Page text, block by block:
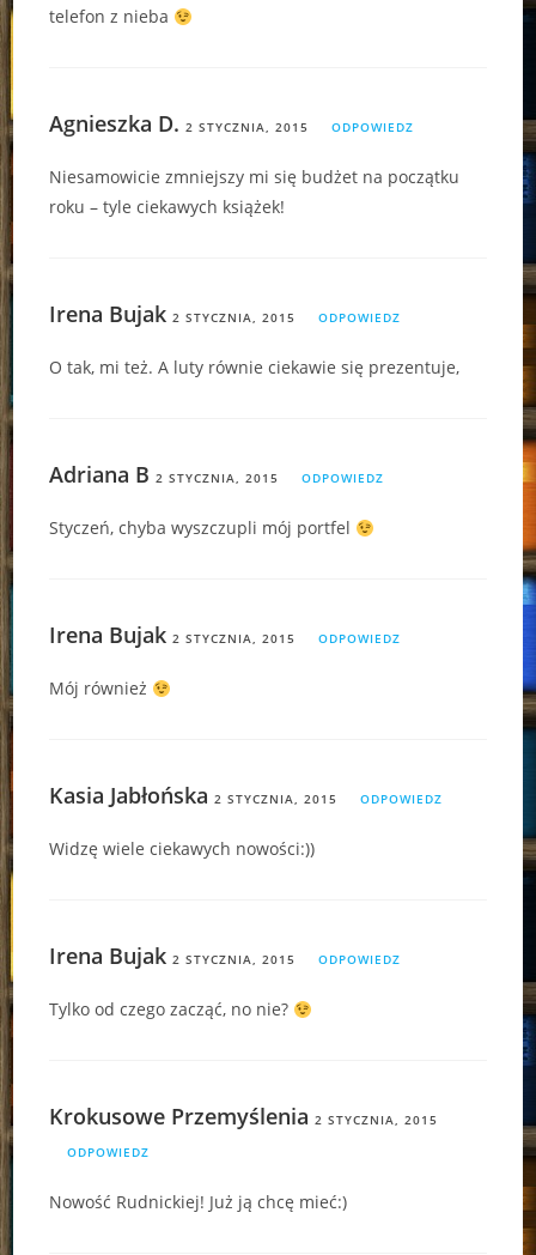
telefon z nieba
Agnieszka D. 2 STYCZNIA, 2015 ODPOWIEDZ
Niesamowicie zmniejszy mi się budżet na początku
roku – tyle ciekawych książek!
Irena Bujak 2 STYCZNIA, 2015 ODPOWIEDZ
O tak, mi też. A luty równie ciekawie się prezentuje,
Adriana B 2 STYCZNIA, 2015 ODPOWIEDZ
Styczeń, chyba wyszczupli mój portfel
Irena Bujak 2 STYCZNIA, 2015 ODPOWIEDZ
Mój również
Kasia Jabłońska 2 STYCZNIA, 2015 ODPOWIEDZ
Widzę wiele ciekawych nowości:))
Irena Bujak 2 STYCZNIA, 2015 ODPOWIEDZ
Tylko od czego zacząć, no nie?
Krokusowe Przemyślenia 2 STYCZNIA, 2015
ODPOWIEDZ
Nowość Rudnickiej! Już ją chcę mieć:)